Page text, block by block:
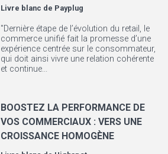
Livre blanc de Payplug
"Dernière étape de l’évolution du retail, le
commerce unifié fait la promesse d’une
expérience centrée sur le consommateur,
qui doit ainsi vivre une relation cohérente
et continue...
BOOSTEZ LA PERFORMANCE DE
VOS COMMERCIAUX : VERS UNE
CROISSANCE HOMOGÈNE